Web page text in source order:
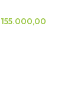
155.000,00